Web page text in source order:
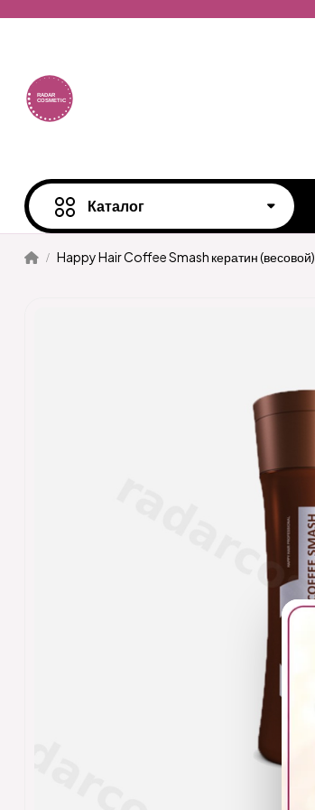
Каталог
Happy Hair Coffee Smash кератин (весовой)